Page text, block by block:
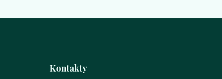
Kontakty